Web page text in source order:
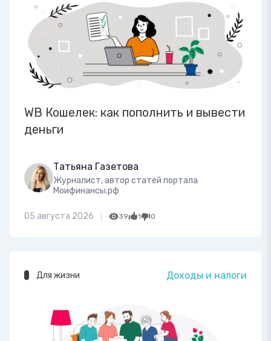
WB Кошелек: как пополнить и вывести
деньги
Татьяна Газетова
Журналист, автор статей портала
Моифинансы.рф
05 августа 2026 39 1 0
Для жизни Доходы и налоги